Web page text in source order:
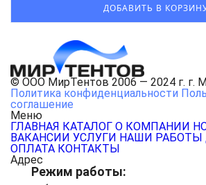
© ООО МирТентов 2006 — 2024 г. г.
Политика конфиденциальности
соглашение
Меню
ГЛАВНАЯ КАТАЛОГ О КОМПАНИИ
ВАКАНСИИ УСЛУГИ НАШИ РАБОТЫ
ОПЛАТА КОНТАКТЫ
Адрес
Режим работы: